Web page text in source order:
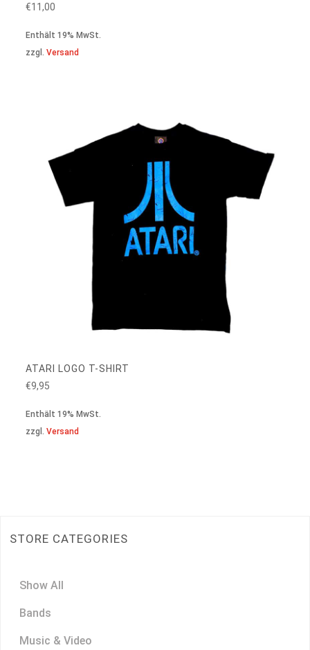
€11,00
Enthält 19% MwSt.
zzgl.Versand
ATARI LOGO T-SHIRT
€9,95
Enthält 19% MwSt.
zzgl.Versand
STORE CATEGORIES
Show All
Bands
Music & Video